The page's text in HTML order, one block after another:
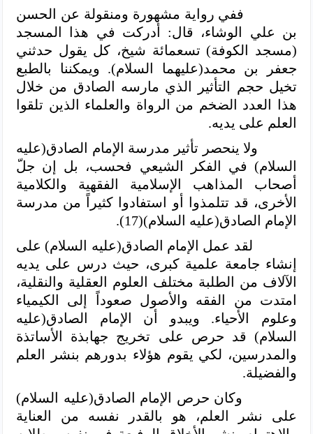
ففي رواية مشهورة ومنقولة عن الحسن
بن علي الوشاء، قال: أدركت في هذا المسجد
(مسجد الكوفة) تسعمائة شيخ، كل يقول حدثني
جعفر بن محمد(عليهما السلام). ويمكننا بالطبع
تخيل حجم التأثير الذي مارسه الصادق من خلال
هذا العدد الضخم من الرواة والعلماء الذين تلقوا
العلم على يديه.
ولا ينحصر تأثير مدرسة الإمام الصادق(عليه
السلام) في الفكر الشيعي فحسب، بل إن جلّ
أصحاب المذاهب الإسلامية الفقهية والكلامية
الأخرى، قد تتلمذوا أو استفادوا كثيراً من مدرسة
الإمام الصادق(عليه السلام)(17).
لقد عمل الإمام الصادق(عليه السلام) على
إنشاء جامعة علمية كبرى، حيث درس على يديه
الآلاف من الطلبة مختلف العلوم العقلية والنقلية،
امتدت من الفقه والأصول صعوداً إلى الكيمياء
وعلوم الأحياء. ويبدو أن الإمام الصادق(عليه
السلام) قد حرص على تخريج جهابذة الأساتذة
والمدرسين، لكي يقوم هؤلاء بدورهم بنشر العلم
والفضيلة.
وكان حرص الإمام الصادق(عليه السلام)
على نشر العلم، هو بالقدر نفسه من العناية